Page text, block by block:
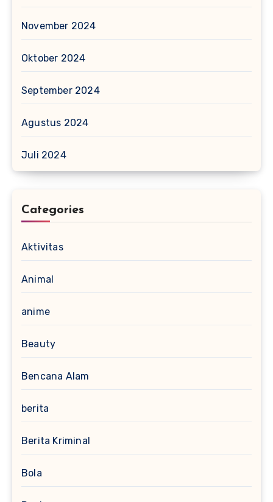
November 2024
Oktober 2024
September 2024
Agustus 2024
Juli 2024
Categories
Aktivitas
Animal
anime
Beauty
Bencana Alam
berita
Berita Kriminal
Bola